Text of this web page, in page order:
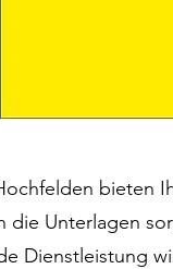
bieten
die Unterlagen
Dienstleistung